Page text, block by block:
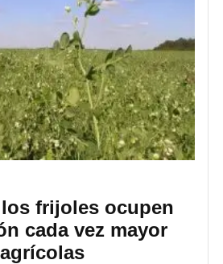
frijoles ocupen
cada vez mayor